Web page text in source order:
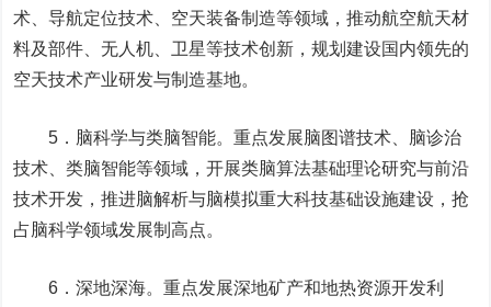
术、导航定位技术、空天装备制造等领域，推动航空航天材
料及部件、无人机、卫星等技术创新，规划建设国内领先的
空天技术产业研发与制造基地。
5．脑科学与类脑智能。重点发展脑图谱技术、脑诊治
技术、类脑智能等领域，开展类脑算法基础理论研究与前沿
技术开发，推进脑解析与脑模拟重大科技基础设施建设，抢
占脑科学领域发展制高点。
6．深地深海。重点发展深地矿产和地热资源开发利